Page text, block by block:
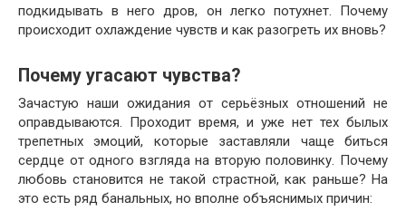
подкидывать в него дров, он легко потухнет. Почему
происходит охлаждение чувств и как разогреть их вновь?
Почему угасают чувства?
Зачастую наши ожидания от серьёзных отношений не
оправдываются. Проходит время, и уже нет тех былых
трепетных эмоций, которые заставляли чаще биться
сердце от одного взгляда на вторую половинку. Почему
любовь становится не такой страстной, как раньше? На
это есть ряд банальных, но вполне объяснимых причин: